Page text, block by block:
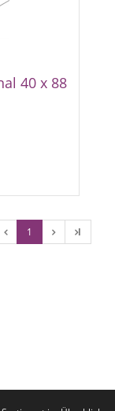
40 x 88
1 l